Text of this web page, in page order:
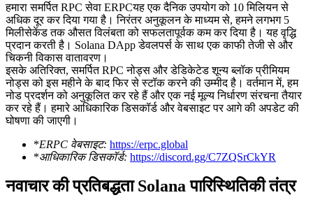
हमारा समर्पित RPC सेवा ERPCयह एक दैनिक उपयोग को 10 मिलियन से
अधिक दूर कर दिया गया है। निरंतर अनुकूलन के माध्यम से, हमने लगभग 5
मिलीसेकेंड तक औसत विलंबता को सफलतापूर्वक कम कर दिया है। यह वृद्धि
प्रदान करती है। Solana DApp डेवलपर्स के साथ एक काफी तेजी से और
चिकनी विकास वातावरण।
इसके अतिरिक्त, समर्पित RPC नोड्स और डेडिकेटेड शून्य ब्लॉक प्रीमियम
नोड्स को इस महीने के बाद फिर से स्टॉक करने की उम्मीद है। वर्तमान में, हम
नोड प्रदर्शन को अनुकूलित कर रहे हैं और एक नई मूल्य निर्धारण संरचना तैयार
कर रहे हैं। हमारे आधिकारिक डिसकॉर्ड और वेबसाइट पर आगे की अपडेट की
घोषणा की जाएगी।
*ERPC वेबसाइट: https://erpc.global
*आधिकारिक डिसकॉर्ड: https://discord.gg/C7ZQSrCkYR
नवाचार की प्रतिबद्धता Solana पारिस्थितिकी तंत्र